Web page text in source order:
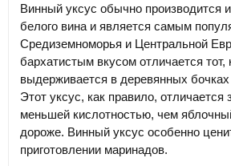
Винный уксус обычно производится
белого вина и является самым
Средиземноморья и Центральной
бархатистым вкусом отличается тот,
выдерживается в деревянных
Этот уксус, как правило, отличается
меньшей кислотностью, чем
дороже. Винный уксус особенно
приготовлении маринадов.